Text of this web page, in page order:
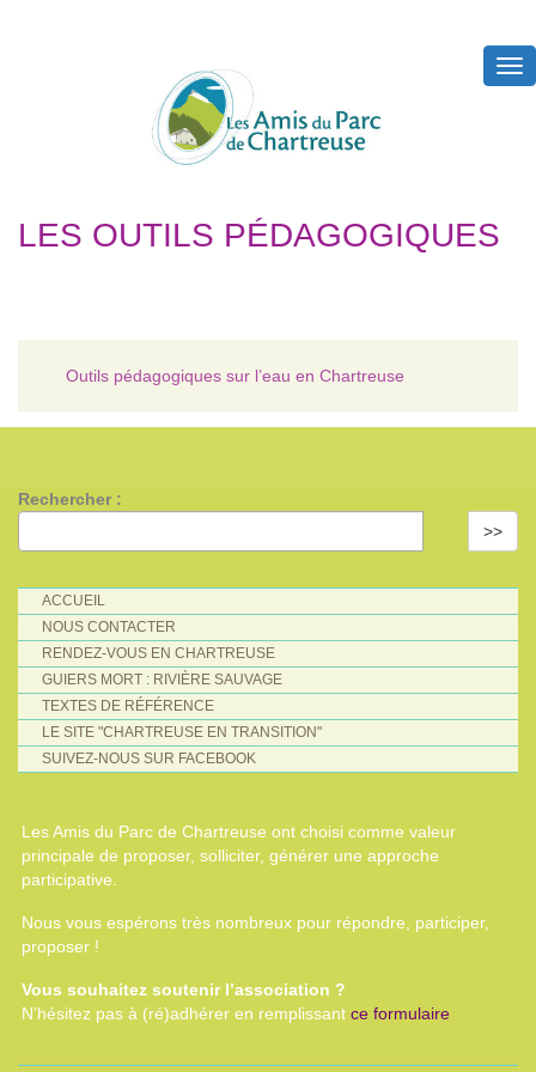
LES OUTILS PÉDAGOGIQUES
Outils pédagogiques sur l’eau en Chartreuse
Rechercher :
>>
ACCUEIL
NOUS CONTACTER
RENDEZ-VOUS EN CHARTREUSE
GUIERS MORT : RIVIÈRE SAUVAGE
TEXTES DE RÉFÉRENCE
LE SITE "CHARTREUSE EN TRANSITION"
SUIVEZ-NOUS SUR FACEBOOK
Les Amis du Parc de Chartreuse ont choisi comme valeur
principale de proposer, solliciter, générer une approche
participative.
Nous vous espérons très nombreux pour répondre, participer,
proposer !
Vous souhaitez soutenir l’association ?
N’hésitez pas à (ré)adhérer en remplissant ce formulaire